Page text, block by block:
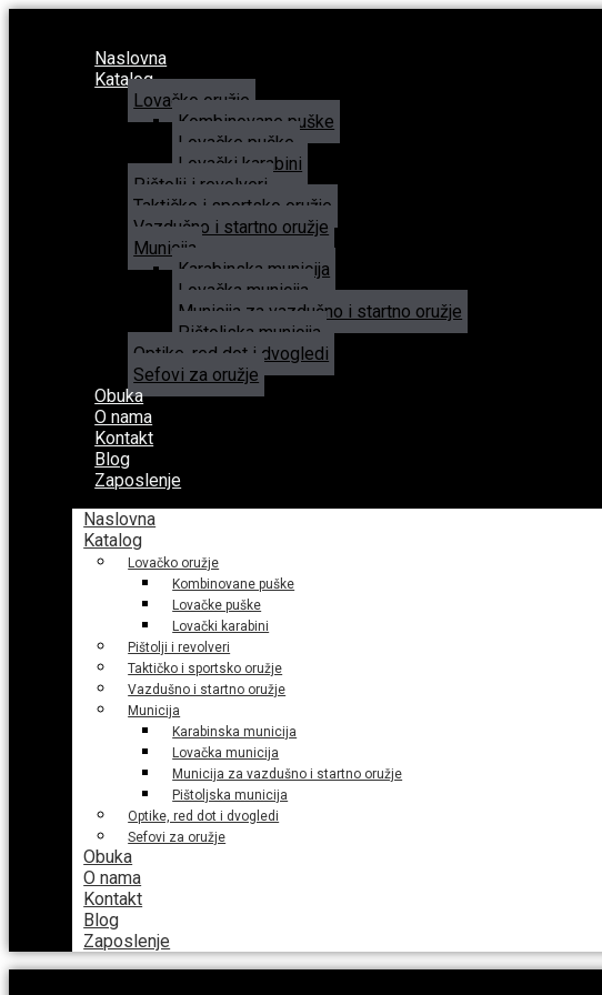
Naslovna
Katalog
Lovačko oružje
Kombinovane puške
Lovačke puške
Lovački karabini
Pištolji i revolveri
Taktičko i sportsko oružje
Vazdušno i startno oružje
Municija
Karabinska municija
Lovačka municija
Municija za vazdušno i startno oružje
Pištoljska municija
Optike, red dot i dvogledi
Sefovi za oružje
Obuka
O nama
Kontakt
Blog
Zaposlenje
Naslovna
Katalog
Lovačko oružje
Kombinovane puške
Lovačke puške
Lovački karabini
Pištolji i revolveri
Taktičko i sportsko oružje
Vazdušno i startno oružje
Municija
Karabinska municija
Lovačka municija
Municija za vazdušno i startno oružje
Pištoljska municija
Optike, red dot i dvogledi
Sefovi za oružje
Obuka
O nama
Kontakt
Blog
Zaposlenje
Search
Search